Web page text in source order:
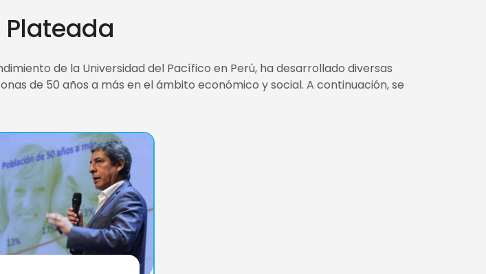
de la Universidad del Pacífico en Perú, ha desarrollado diversas
de 50 años a más en el ámbito económico y social. A continuación, se